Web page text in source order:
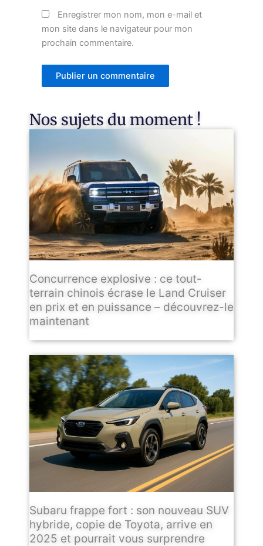
Enregistrer mon nom, mon e-mail et
mon site dans le navigateur pour mon
prochain commentaire.
Nos sujets du moment !
Concurrence explosive : ce tout-
terrain chinois écrase le Land Cruiser
en prix et en puissance – découvrez-le
maintenant
Subaru frappe fort : son nouveau SUV
hybride, copie de Toyota, arrive en
2025 et pourrait vous surprendre